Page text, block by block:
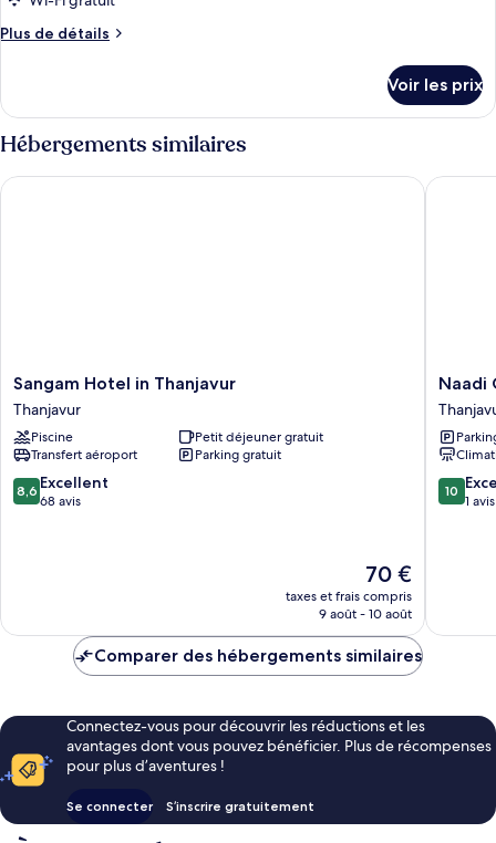
chambre :
Plus de détails
Plus
le
type
de
chambre
Chambre
Voir les prix
Hébergements similaires
Sangam
Hotel
in
Thanjavur
Thanjavur
Sangam Hotel in Thanjavur
Thanjavur
Piscine
Petit déjeuner gratuit
Transfert aéroport
Parking gratuit
8.6
sur
8,6 Excellent
68 avis
Le
nouveau
prix
de
70 €
taxes et frais compris
9 août - 10 août
Sangam Hotel in Thanjavur
Naadi
Grand
Inn
Naadi
10.0
sur
10
1 avis
Naadi
Comparer des hébergements similaires
Connectez-vous pour découvrir les réductions et les
avantages dont vous pouvez bénéficier. Plus de récompenses
pour plus d’aventures !
Se connecter S’inscrire gratuitement